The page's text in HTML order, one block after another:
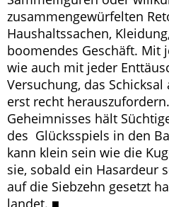
zusammengewürfelten
Haushaltssachen,
boomendes Geschäft. Mit
wie auch mit jeder
Versuchung, das
erst recht
Geheimnisses hält
des Glücksspiels in den
kann klein sein wie die
sie, sobald ein Hasardeur
auf die Siebzehn gesetzt
landet. ■